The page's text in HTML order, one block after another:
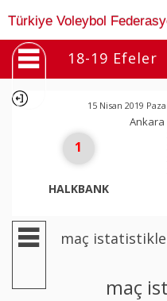
Türkiye Voleybol
18-19 Efeler
15 Nisan 2019
Ankara
1
HALKBANK
maç
maç